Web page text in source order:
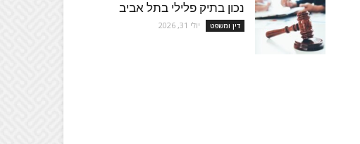
נכון בתיק פלילי בתל אביב
דין ומשפט יולי 31, 2026